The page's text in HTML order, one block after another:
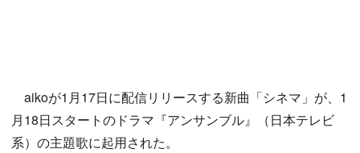
aikoが1月17日に配信リリースする新曲「シネマ」が、1
月18日スタートのドラマ『アンサンブル』（日本テレビ
系）の主題歌に起用された。